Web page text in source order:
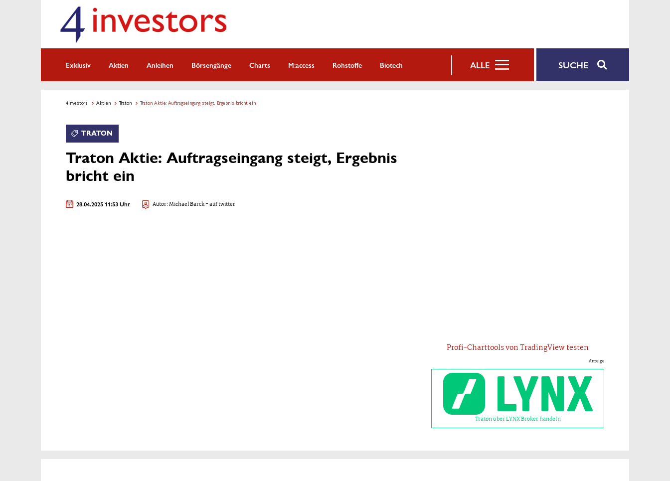
SUCHE
ALLE
Exklusiv Aktien Anleihen Börsengänge Charts M:access Rohstoffe Biotech
4investors Aktien Traton Traton Aktie: Auftragseingang steigt, Ergebnis bricht ein
TRATON
Traton Aktie: Auftragseingang steigt, Ergebnis
bricht ein
28.04.2025 11:53 Uhr Autor:Michael Barck- auf twitter
Profi-Charttools von TradingView testen
Anzeige
Traton über LYNX Broker handeln